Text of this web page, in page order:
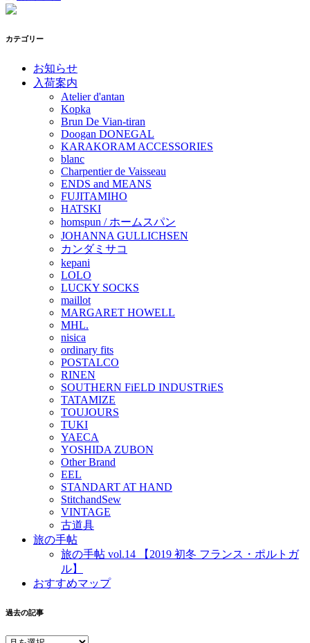
カテゴリー
お知らせ
入荷案内
Atelier d'antan
Kopka
Brun De Vian-tiran
Doogan DONEGAL
KARAKORAM ACCESSORIES
blanc
Charpentier de Vaisseau
ENDS and MEANS
FUJITAMIHO
HATSKI
homspun / ホームスパン
JOHANNA GULLICHSEN
カンダミサコ
kepani
LOLO
LUCKY SOCKS
maillot
MARGARET HOWELL
MHL.
nisica
ordinary fits
POSTALCO
RINEN
SOUTHERN FiELD INDUSTRiES
TATAMIZE
TOUJOURS
TUKI
YAECA
YOSHIDA ZUBON
Other Brand
EEL
STANDART AT HAND
StitchandSew
VINTAGE
古道具
旅の手帖
旅の手帖 vol.14 【2019 初冬 フランス・ポルトガ
ル】
おすすめマップ
過去の記事